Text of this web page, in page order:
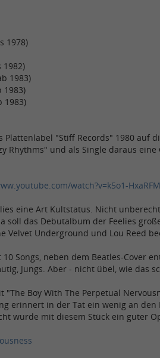
1978)
1982)
1983)
1983)
1983)
Plattenlabel "Stiff Records" 1980 auf
Rhythms" und als Single daraus eine
watch?v=k5o1-HxaRFM
eine Art Kultstatus. Nicht
soll das Debutalbum der Feelies
Velvet Underground und Lou Reed
Songs, neben dem Beatles-Cover
Jungs. Aber - nicht übel, wie das
"The Boy With The Perpetual
erinnert in der Tat ein wenig an
wurde mit diesem Stück ein guter